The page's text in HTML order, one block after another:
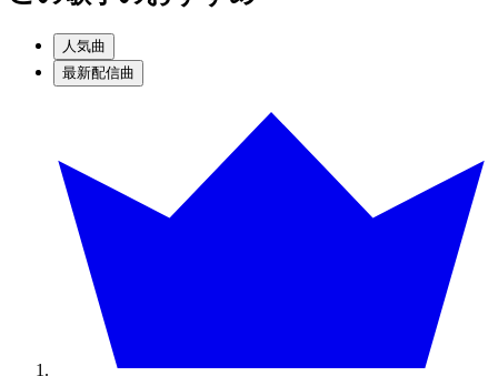
人気曲
最新配信曲